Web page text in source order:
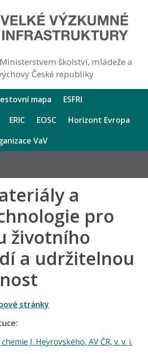
školství, mládeže a
České republiky
mapa
ESFRI
ERIC EOSC
Horizont Evropa
VaV
a
pro
životního
a udržitelnou
stránky
J. Heyrovského, AV ČR, v. v. i.